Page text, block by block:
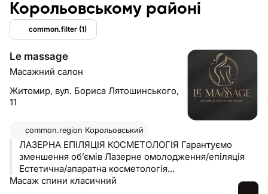
Корольовському районі
common.filter (1)
Le massage
Масажний салон
Житомир, вул. Бориса Лятошинського,
11
common.region Корольовський
ЛАЗЕРНА ЕПІЛЯЦІЯ КОСМЕТОЛОГІЯ Гарантуємо
зменшення об’ємів Лазерне омолодження/епіляція
Естетична/апаратна косметологія
ПрацюємоТОПовими техніками
Масаж спини класичний